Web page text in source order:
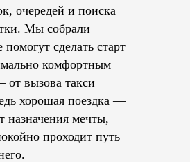
очередей и поиска
Мы собрали
сделать старт
комфортным
от вызова такси
хорошая поездка —
назначения мечты,
проходит путь